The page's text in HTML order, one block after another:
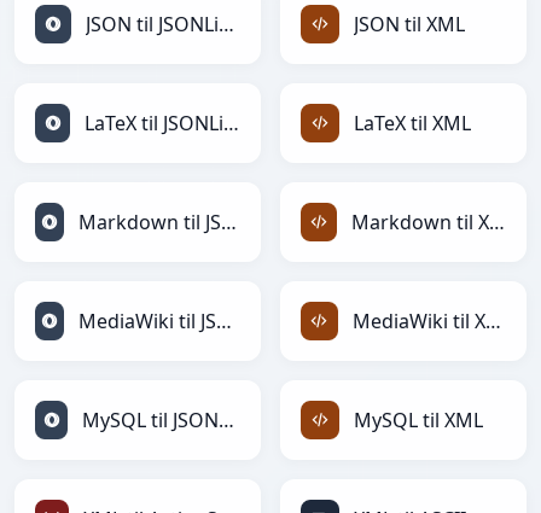
JSON til JSONLines JSON til XML
LaTeX til JSONLines LaTeX til XML
Markdown til JSONLines Markdown til XML
MediaWiki til JSONLines MediaWiki til XML
MySQL til JSONLines MySQL til XML